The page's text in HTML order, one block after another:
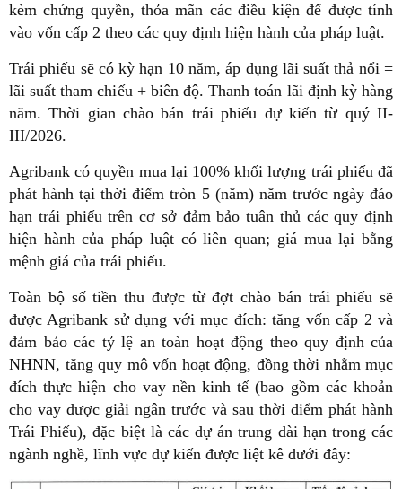
kèm chứng quyền, thỏa mãn các điều kiện để được tính
vào vốn cấp 2 theo các quy định hiện hành của pháp luật.
Trái phiếu sẽ có kỳ hạn 10 năm, áp dụng lãi suất thả nổi =
lãi suất tham chiếu + biên độ. Thanh toán lãi định kỳ hàng
năm. Thời gian chào bán trái phiếu dự kiến từ quý II-
III/2026.
Agribank có quyền mua lại 100% khối lượng trái phiếu đã
phát hành tại thời điểm tròn 5 (năm) năm trước ngày đáo
hạn trái phiếu trên cơ sở đảm bảo tuân thủ các quy định
hiện hành của pháp luật có liên quan; giá mua lại bằng
mệnh giá của trái phiếu.
Toàn bộ số tiền thu được từ đợt chào bán trái phiếu sẽ
được Agribank sử dụng với mục đích: tăng vốn cấp 2 và
đảm bảo các tỷ lệ an toàn hoạt động theo quy định của
NHNN, tăng quy mô vốn hoạt động, đồng thời nhằm mục
đích thực hiện cho vay nền kinh tế (bao gồm các khoản
cho vay được giải ngân trước và sau thời điểm phát hành
Trái Phiếu), đặc biệt là các dự án trung dài hạn trong các
ngành nghề, lĩnh vực dự kiến được liệt kê dưới đây: